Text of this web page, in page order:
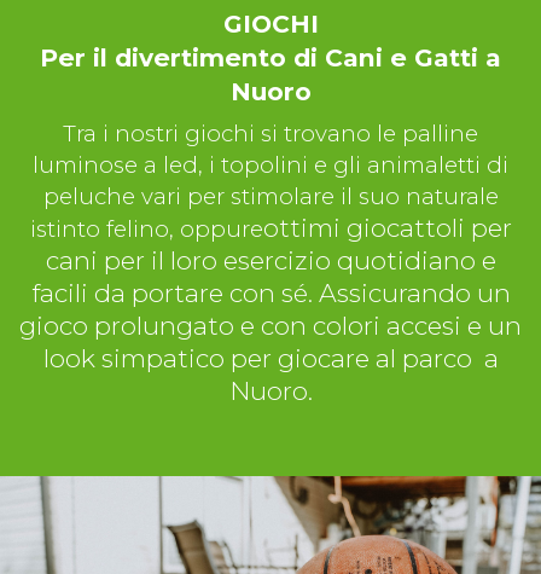
GIOCHI
Per il divertimento di Cani e Gatti a
Nuoro
Tra i nostri giochi si trovano le palline
luminose a led, i topolini e gli animaletti di
peluche vari per stimolare il suo naturale
istinto felino, oppureottimi giocattoli per
cani per il loro esercizio quotidiano e
facili da portare con sé. Assicurando un
gioco prolungato e con colori accesi e un
look simpatico per giocare al parco a
Nuoro.